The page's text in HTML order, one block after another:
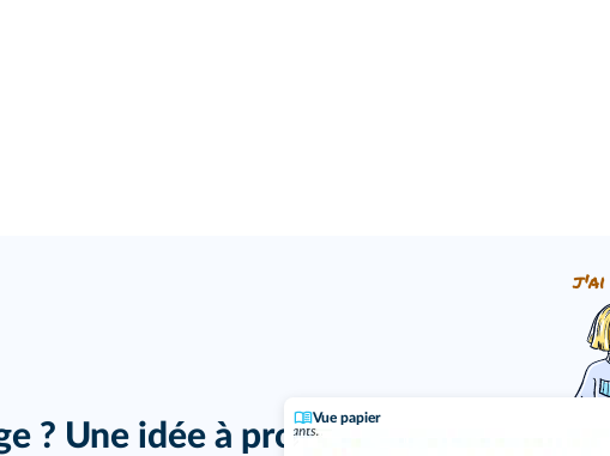
Vue papier
? Une idée à proposer ?
j'ai